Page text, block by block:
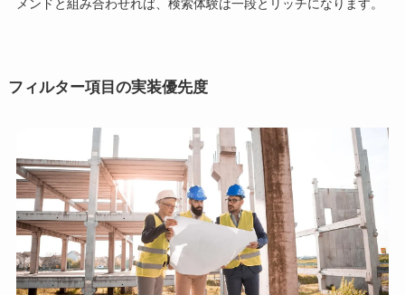
メンドと組み合わせれば、検索体験は一段とリッチになります。
フィルター項目の実装優先度